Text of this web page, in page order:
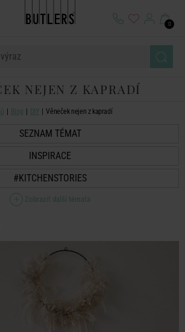
0
NEJEN Z KAPRADÍ
Blog DIY Věneček nejen z kapradí
SEZNAM TÉMAT
INSPIRACE
#KITCHENSTORIES
Zobrazit další témata